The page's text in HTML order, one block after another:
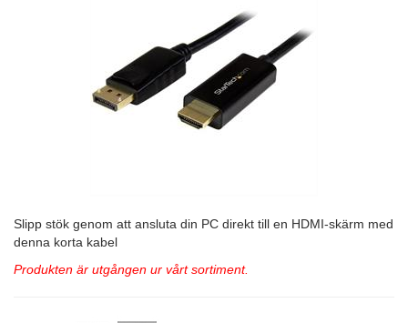
Slipp stök genom att ansluta din PC direkt till en HDMI-skärm med
denna korta kabel
Produkten är utgången ur vårt sortiment.